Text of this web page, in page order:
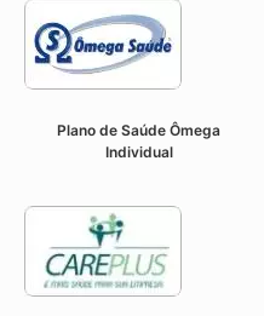
Plano de Saúde Ômega
Individual